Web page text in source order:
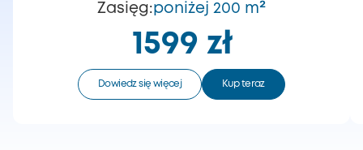
Zasięg:poniżej 200 m²
1599 zł
Dowiedz się więcej Kup teraz